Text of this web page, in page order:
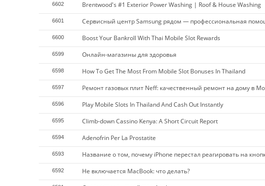
6602 Brentwood's #1 Exterior Power Washing | Roof & House Washing
6601 Сервисный центр Samsung рядом — профессиональная
6600 Boost Your Bankroll With Thai Mobile Slot Rewards
6599 Онлайн-магазины для здоровья
6598 How To Get The Most From Mobile Slot Bonuses In Thailand
6597 Ремонт газовых плит Neff: качественный ремонт на дому в
6596 Play Mobile Slots In Thailand And Cash Out Instantly
6595 Climb-down Cassino Kenya: A Short Circuit Report
6594 Adenofrin Per La Prostatite
6593 Название о том, почему iPhone перестал реагировать на
6592 Не включается MacBook: что делать?